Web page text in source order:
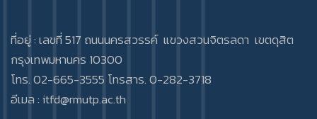
ที่อยู่ : เลขที่ 517 ถนนนครสวรรค์ แขวงสวนจิตรลดา เขตดุสิต
กรุงเทพมหานคร 10300
โทร. 02-665-3555 โทรสาร. 0-282-3718
อีเมล :itfd@rmutp.ac.th